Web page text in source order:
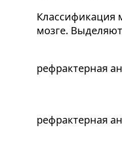
Классификация
мозге.
рефрактерная
рефрактерная